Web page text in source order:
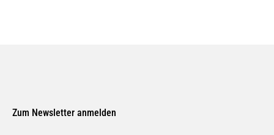
Zum Newsletter anmelden